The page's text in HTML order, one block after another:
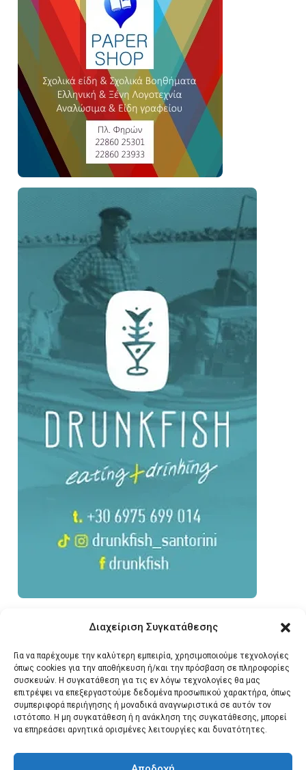
Διαχείριση Συγκατάθεσης
Για να παρέχουμε την καλύτερη εμπειρία, χρησιμοποιούμε τεχνολογίες
όπως cookies για την αποθήκευση ή/και την πρόσβαση σε πληροφορίες
συσκευών. Η συγκατάθεση για τις εν λόγω τεχνολογίες θα μας
επιτρέψει να επεξεργαστούμε δεδομένα προσωπικού χαρακτήρα, όπως
συμπεριφορά περιήγησης ή μοναδικά αναγνωριστικά σε αυτόν τον
ιστότοπο. Η μη συγκατάθεση ή η ανάκληση της συγκατάθεσης, μπορεί
να επηρεάσει αρνητικά ορισμένες λειτουργίες και δυνατότητες.